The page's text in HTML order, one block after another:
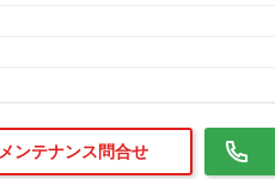
メンテナンス問合せ